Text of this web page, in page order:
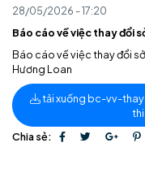
28/05/2026 - 17:20
Báo cáo về việc thay đổi
Báo cáo về việc thay đổi
Hương Loan
tải xuống bc-vv-
Chia sẻ: